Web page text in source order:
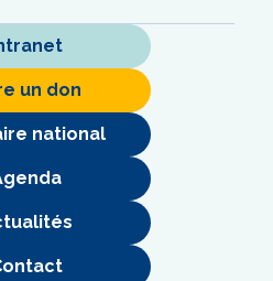
un don
national